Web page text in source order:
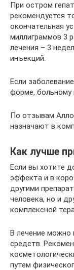
При остром
рекомендуется
окончательная
миллиграммов 3
лечения – 3
инъекций.
Если
форме, больному
По отзывам
назначают в
Как лучше
Если вы хотите
эффекта и в
другими
человека, но и
комплексной
В лечение можно
средств.
путем